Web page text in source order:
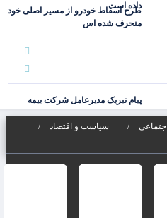
داده است
طرح اسقاط خودرو از مسیر اصلی خود
منحرف شده اس
پیام تبریک مدیرعامل شرکت بیمه
اجتماعی
سیاست و اقتصاد